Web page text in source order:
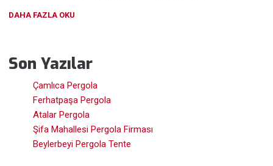
DAHA FAZLA OKU
Son Yazılar
Çamlıca Pergola
Ferhatpaşa Pergola
Atalar Pergola
Şifa Mahallesi Pergola Firması
Beylerbeyi Pergola Tente